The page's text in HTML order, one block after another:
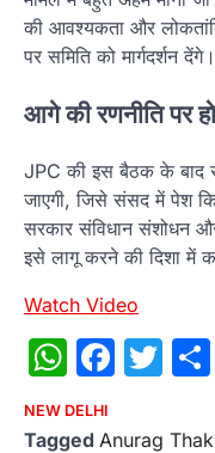
की आवश्यकता और
पर समिति को मार्गदर्शन देंगे।
आगे की रणनीति पर
JPC की इस बैठक के बाद
जाएगी, जिसे संसद में पेश
सरकार संविधान संशोधन
इसे लागू करने की दिशा में
Watch Video
NEW DELHI
Tagged Anurag